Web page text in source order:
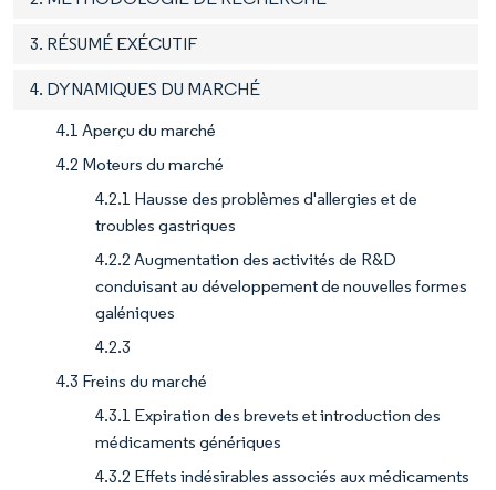
3. RÉSUMÉ EXÉCUTIF
4. DYNAMIQUES DU MARCHÉ
4.1 Aperçu du marché
4.2 Moteurs du marché
4.2.1 Hausse des problèmes d'allergies et de
troubles gastriques
4.2.2 Augmentation des activités de R&D
conduisant au développement de nouvelles formes
galéniques
4.2.3
4.3 Freins du marché
4.3.1 Expiration des brevets et introduction des
médicaments génériques
4.3.2 Effets indésirables associés aux médicaments